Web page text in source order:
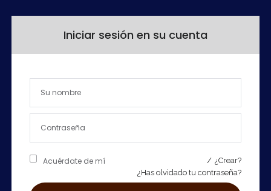
Iniciar sesión en su cuenta
Acuérdate de mí ¿Crear?
/
¿Has olvidado tu contraseña?
Acuérdate de mí ¿Has olvidado tu contraseña?